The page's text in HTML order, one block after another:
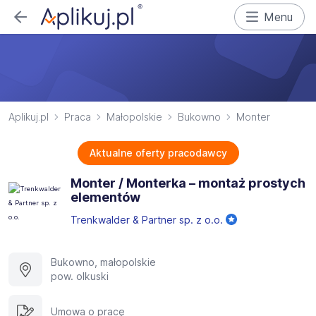
Menu
Aplikuj.pl Praca Małopolskie Bukowno Monter
Aktualne oferty pracodawcy
Monter / Monterka – montaż prostych
elementów
Trenkwalder & Partner sp. z o.o.
Bukowno, małopolskie
pow. olkuski
Umowa o pracę